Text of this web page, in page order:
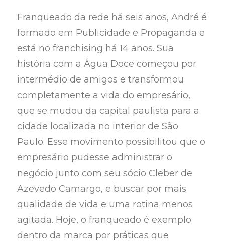
Franqueado da rede há seis anos, André é
formado em Publicidade e Propaganda e
está no franchising há 14 anos. Sua
história com a Água Doce começou por
intermédio de amigos e transformou
completamente a vida do empresário,
que se mudou da capital paulista para a
cidade localizada no interior de São
Paulo. Esse movimento possibilitou que o
empresário pudesse administrar o
negócio junto com seu sócio Cleber de
Azevedo Camargo, e buscar por mais
qualidade de vida e uma rotina menos
agitada. Hoje, o franqueado é exemplo
dentro da marca por práticas que